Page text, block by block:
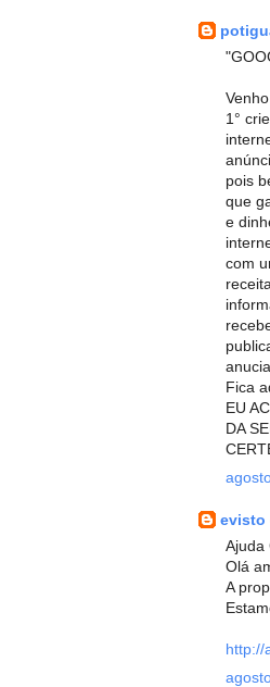
1°
pois
que
e
com
Fica
EU
DA
evisto
Ajuda
Olá
A
http://